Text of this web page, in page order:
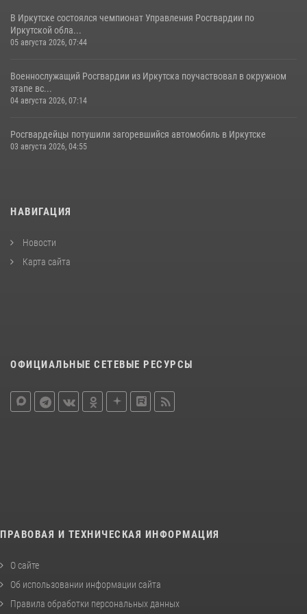
В Иркутске состоялся чемпионат Управления Росгвардии по
Иркутской обла...
05 августа 2026, 07:44
Военнослужащий Росгвардии из Иркутска поучаствовал в окружном
этапе вс...
04 августа 2026, 07:14
Росгвардейцы потушили загоревшийся автомобиль в Иркутске
03 августа 2026, 04:55
НАВИГАЦИЯ
Новости
Карта сайта
ОФИЦИАЛЬНЫЕ СЕТЕВЫЕ РЕСУРСЫ
ПРАВОВАЯ И ТЕХНИЧЕСКАЯ ИНФОРМАЦИЯ
О сайте
Об использовании информации сайта
Правила обработки персональных данных